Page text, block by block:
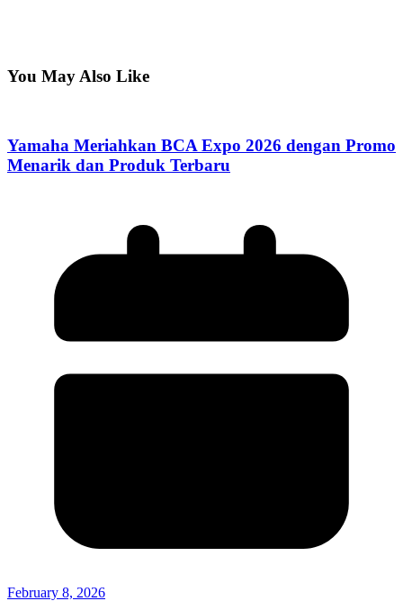
You May Also Like
Yamaha Meriahkan BCA Expo 2026 dengan Promo
Menarik dan Produk Terbaru
February 8, 2026